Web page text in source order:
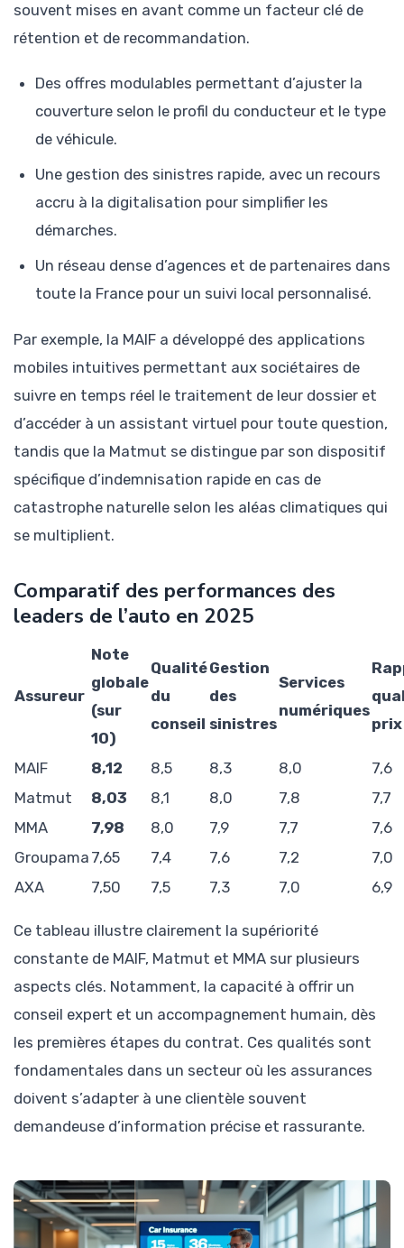
souvent mises en avant comme un facteur clé de
rétention et de recommandation.
Des offres modulables permettant d’ajuster la
couverture selon le profil du conducteur et le type
de véhicule.
Une gestion des sinistres rapide, avec un recours
accru à la digitalisation pour simplifier les
démarches.
Un réseau dense d’agences et de partenaires dans
toute la France pour un suivi local personnalisé.
Par exemple, la MAIF a développé des applications
mobiles intuitives permettant aux sociétaires de
suivre en temps réel le traitement de leur dossier et
d’accéder à un assistant virtuel pour toute question,
tandis que la Matmut se distingue par son dispositif
spécifique d’indemnisation rapide en cas de
catastrophe naturelle selon les aléas climatiques qui
se multiplient.
Comparatif des performances des
leaders de l’auto en 2025
Assureur
Note
globale
(sur
10)
Qualité
du
conseil
Gestion
des
sinistres
Services
numériques
prix
MAIF 8,12 8,5 8,3 8,0
7,6
Matmut
8,03 8,1 8,0 7,8
7,7
MMA
7,98 8,0 7,9 7,7
7,6
Groupama 7,65 7,4 7,6 7,2
7,0
AXA
7,50 7,5 7,3 7,0 6,9
Ce tableau illustre clairement la supériorité
constante de MAIF, Matmut et MMA sur plusieurs
aspects clés. Notamment, la capacité à offrir un
conseil expert et un accompagnement humain, dès
les premières étapes du contrat. Ces qualités sont
fondamentales dans un secteur où les assurances
doivent s’adapter à une clientèle souvent
demandeuse d’information précise et rassurante.